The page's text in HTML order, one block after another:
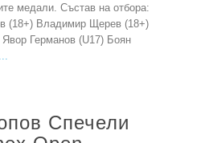
медали. Състав на отбора:
(18+) Владимир Щерев (18+)
Германов (U17) Боян
Спечели